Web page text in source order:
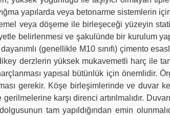
yapılarda veya betonarme sistemlerin
veya döşeme ile birleşeceği yüzeyin
belirlenmesi ve şakulünde bir kurulum
(genellikle M10 sınıfı) çimento
derzlerin yüksek mukavemetli harç ile
yapısal bütünlük için önemlidir.
gerekir. Köşe birleşimlerinde ve
karşı direnci artırılmalıdır.
tam yapıldığından emin